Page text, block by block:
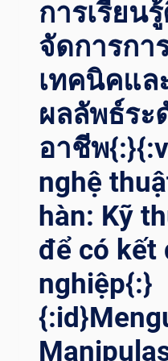
HE D
EVI C
:TH}ก
ารส
ำรวจศ
ารจ
ัดการก
ารเ
ชื่อม: เ
ทคนิคส
ำคัญส
องป
ระการท
ี่ค
ุณต
ู้{:}{
การเรียน
จัดการกา
เทคนิคแล
ผลลัพธ์ระ
อาชีพ
nghệ
hàn: Kỹ
để có kết
nghiệp{:}